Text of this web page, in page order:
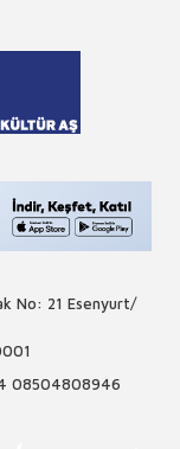
No: 21 Esenyurt/
08504808946